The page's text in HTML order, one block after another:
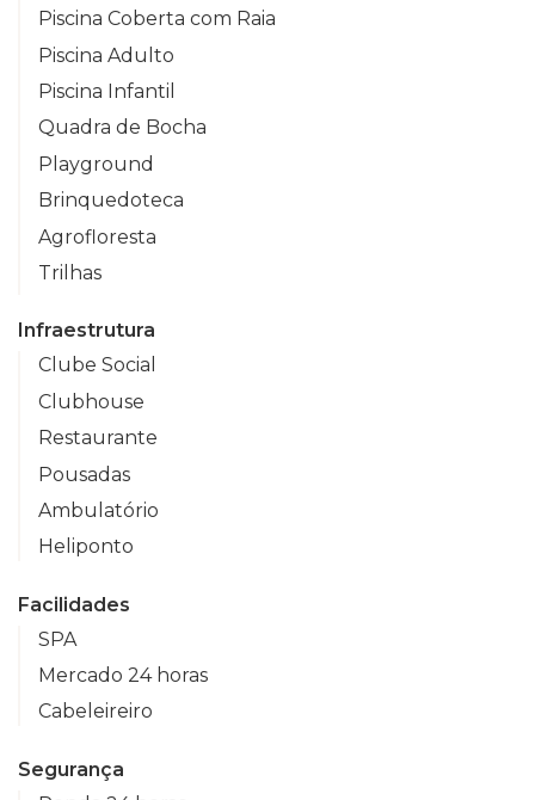
Piscina Coberta com Raia
Piscina Adulto
Piscina Infantil
Quadra de Bocha
Playground
Brinquedoteca
Agrofloresta
Trilhas
Infraestrutura
Clube Social
Clubhouse
Restaurante
Pousadas
Ambulatório
Heliponto
Facilidades
SPA
Mercado 24 horas
Cabeleireiro
Segurança